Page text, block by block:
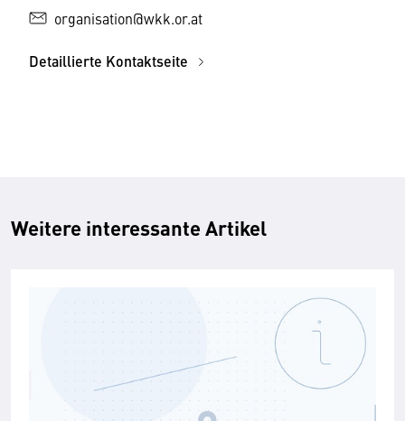
organisation@wkk.or.at
Detaillierte Kontaktseite
Weitere interessante Artikel